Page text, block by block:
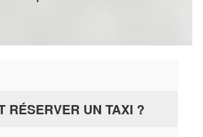
RÉSERVER UN TAXI ?